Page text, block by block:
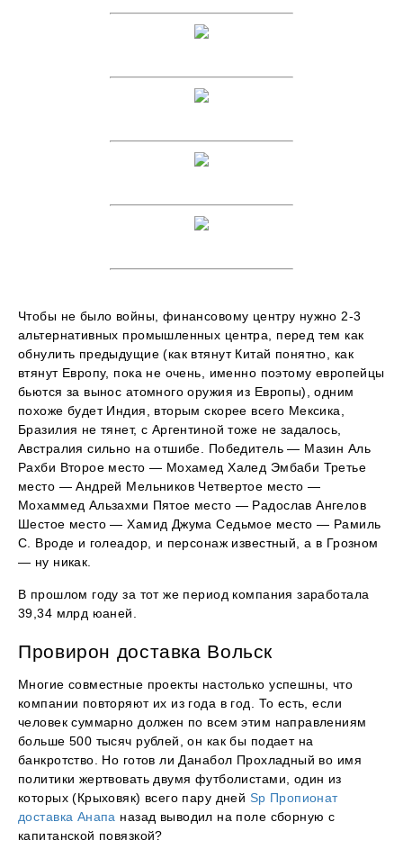
Чтобы не было войны, финансовому центру нужно 2-3
альтернативных промышленных центра, перед тем как
обнулить предыдущие (как втянут Китай понятно, как
втянут Европу, пока не очень, именно поэтому европейцы
бьются за вынос атомного оружия из Европы), одним
похоже будет Индия, вторым скорее всего Мексика,
Бразилия не тянет, с Аргентиной тоже не задалось,
Австралия сильно на отшибе. Победитель — Мазин Аль
Рахби Второе место — Мохамед Халед Эмбаби Третье
место — Андрей Мельников Четвертое место —
Мохаммед Альзахми Пятое место — Радослав Ангелов
Шестое место — Хамид Джума Седьмое место — Рамиль
С. Вроде и голеадор, и персонаж известный, а в Грозном
— ну никак.
В прошлом году за тот же период компания заработала
39,34 млрд юаней.
Провирон доставка Вольск
Многие совместные проекты настолько успешны, что
компании повторяют их из года в год. То есть, если
человек суммарно должен по всем этим направлениям
больше 500 тысяч рублей, он как бы подает на
банкротство. Но готов ли Данабол Прохладный во имя
политики жертвовать двумя футболистами, один из
которых (Крыховяк) всего пару дней Sp Пропионат
доставка Анапа назад выводил на поле сборную с
капитанской повязкой?